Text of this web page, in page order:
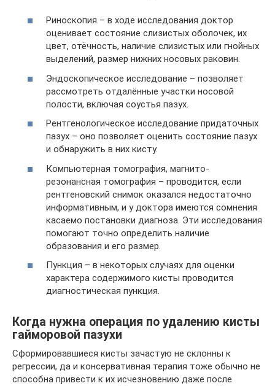
Риноскопия – в ходе исследования доктор
оценивает состояние слизистых оболочек, их
цвет, отёчность, наличие слизистых или гнойных
выделений, размер нижних носовых раковин.
Эндоскопическое исследование – позволяет
рассмотреть отдалённые участки носовой
полости, включая соустья пазух.
Рентгенологическое исследование придаточных
пазух – оно позволяет оценить состояние пазух
и обнаружить в них кисту.
Компьютерная томография, магнито-
резонансная томография – проводится, если
рентгеновский снимок оказался недостаточно
информативным, и у доктора имеются сомнения
касаемо постановки диагноза. Эти исследования
помогают точно определить наличие
образования и его размер.
Пункция – в некоторых случаях для оценки
характера содержимого кисты проводится
диагностическая пункция.
Когда нужна операция по удалению кисты
гайморовой пазухи
Сформировавшиеся кисты зачастую не склонны к
регрессии, да и консервативная терапия тоже обычно не
способна привести к их исчезновению даже после